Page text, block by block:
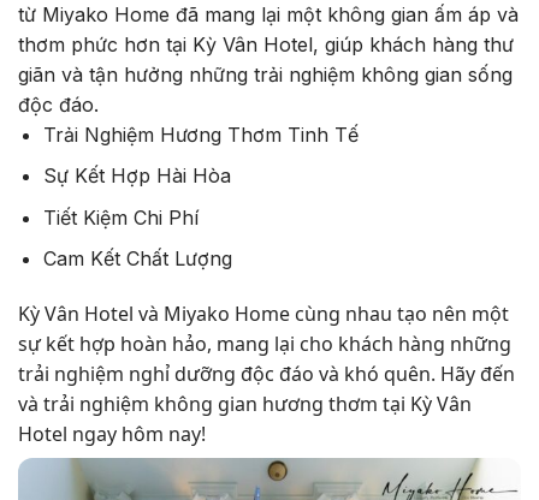
từ Miyako Home đã mang lại một không gian ấm áp và
thơm phức hơn tại Kỳ Vân Hotel, giúp khách hàng thư
giãn và tận hưởng những trải nghiệm không gian sống
độc đáo.
Trải Nghiệm Hương Thơm Tinh Tế
Sự Kết Hợp Hài Hòa
Tiết Kiệm Chi Phí
Cam Kết Chất Lượng
Kỳ Vân Hotel và Miyako Home cùng nhau tạo nên một
sự kết hợp hoàn hảo, mang lại cho khách hàng những
trải nghiệm nghỉ dưỡng độc đáo và khó quên. Hãy đến
và trải nghiệm không gian hương thơm tại Kỳ Vân
Hotel ngay hôm nay!